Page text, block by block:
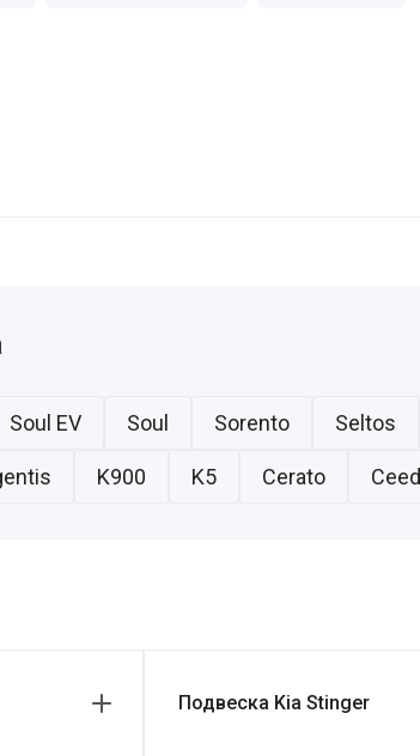
Soul EV Soul Sorento Seltos
K900 K5 Cerato
Подвеска Kia Stinger